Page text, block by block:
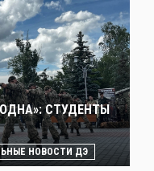
СТУДЕНТЫ
НОВОСТИ ДЭ